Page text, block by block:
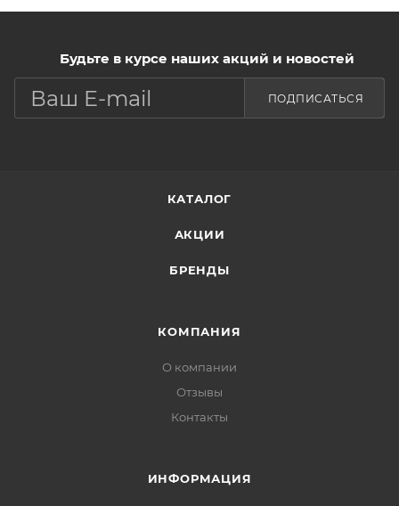
Преимущества:
повышает эластичность кожи, укрепляет и
разглаживает её,
освежает цвет лица, выравнивает тон кожи,
Ключевые компоненты:
Нанести крем на очищенную и тонизированную
Будьте в курсе наших акций и новостей
ПОДПИСАТЬСЯ
КАТАЛОГ
АКЦИИ
БРЕНДЫ
КОМПАНИЯ
О компании
Отзывы
Контакты
ИНФОРМАЦИЯ